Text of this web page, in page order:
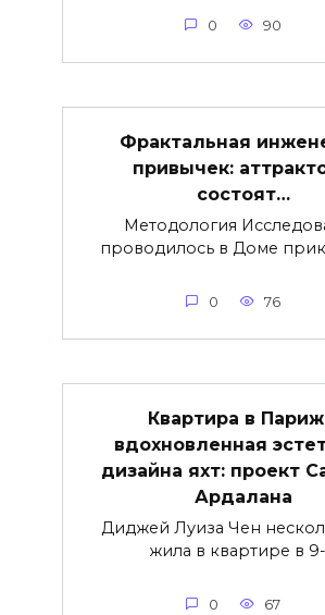
0 90
Фрактальная
привычек:
состоят…
Методология
проводилось в Доме
0 76
Квартира в
вдохновленная
дизайна яхт: проект
Ардалана
Диджей Луиза Чен
жила в квартире в
0 67